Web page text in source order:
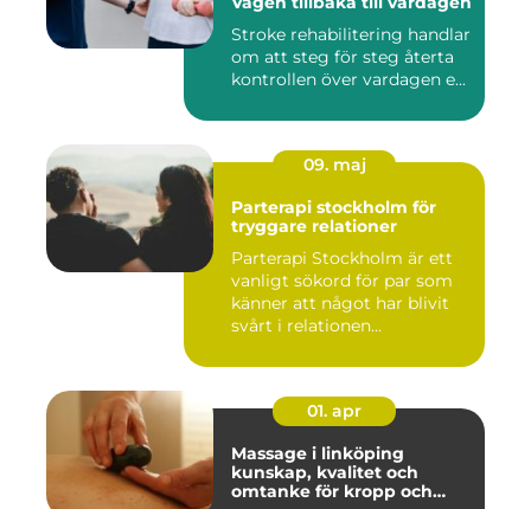
Stroke rehabilitering handlar
om att steg för steg återta
kontrollen över vardagen e...
09. maj
Parterapi stockholm för
tryggare relationer
Parterapi Stockholm är ett
vanligt sökord för par som
känner att något har blivit
svårt i relationen...
01. apr
Massage i linköping
kunskap, kvalitet och
omtanke för kropp och